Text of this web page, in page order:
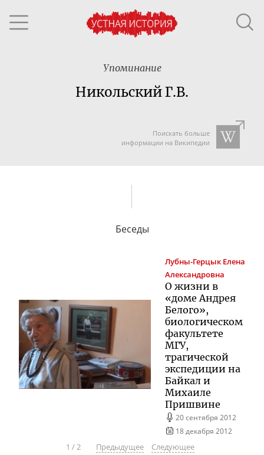
Упоминание
Никольский Г.В.
Поискать больше
информации на Википедии
Беседы
Лубны-Герцык Елена
Александровна
О жизни в
«доме Андрея
Белого»,
биологическом
факультете
МГУ,
трагической
экспедиции на
Байкал и
Михаиле
Пришвине
20 сентября 2012
18 декабря 2012
1 /2 Предыдущее
Следующее